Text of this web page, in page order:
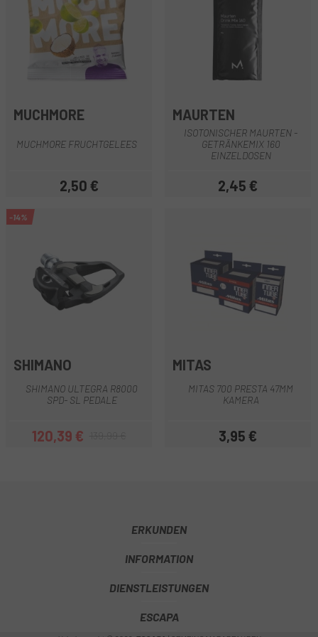
MUCHMORE
MUCHMORE FRUCHTGELEES
Preis
2,50 €
MAURTEN
ISOTONISCHER MAURTEN -
GETRÄNKEMIX 160
EINZELDOSEN
Preis
2,45 €
-14%
SHIMANO
SHIMANO ULTEGRA R8000
SPD- SL PEDALE
Preis
120,39 €Regulärer Preis
MITAS
MITAS 700 PRESTA 47MM
KAMERA
Preis
3,95 €
ERKUNDEN
INFORMATION
DIENSTLEISTUNGEN
ESCAPA